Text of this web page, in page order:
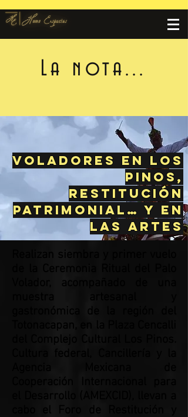
La nota...
Voladores en Los
Pinos,
restitución
patrimonial… y en
las artes
Volador, acompañado de una
Totonacapan, en la Plaza Cencalli